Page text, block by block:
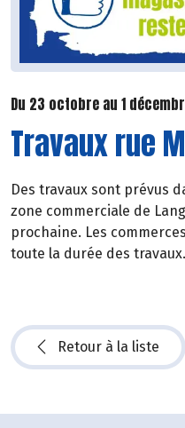
Du 23 octobre au 1
Travaux rue
Des travaux sont prévus
zone commerciale de
prochaine. Les
toute la durée des travaux.
Retour à la liste